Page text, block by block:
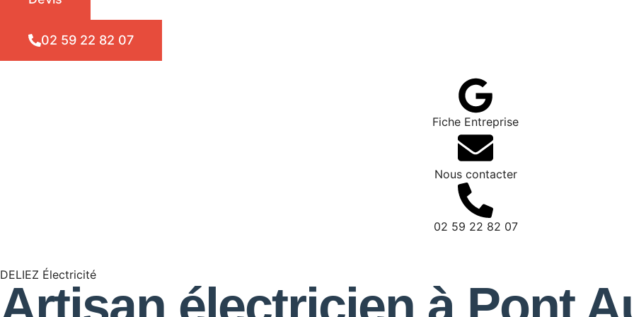
02 59 22 82 07
Fiche Entreprise
Nous contacter
02 59 22 82 07
DELIEZ Électricité
Artisan électricien à Pont